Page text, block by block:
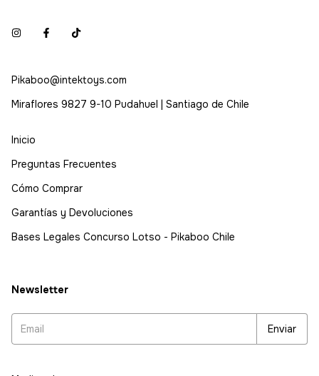
Pikaboo@intektoys.com
Miraflores 9827 9-10 Pudahuel | Santiago de Chile
Inicio
Preguntas Frecuentes
Cómo Comprar
Garantías y Devoluciones
Bases Legales Concurso Lotso - Pikaboo Chile
Newsletter